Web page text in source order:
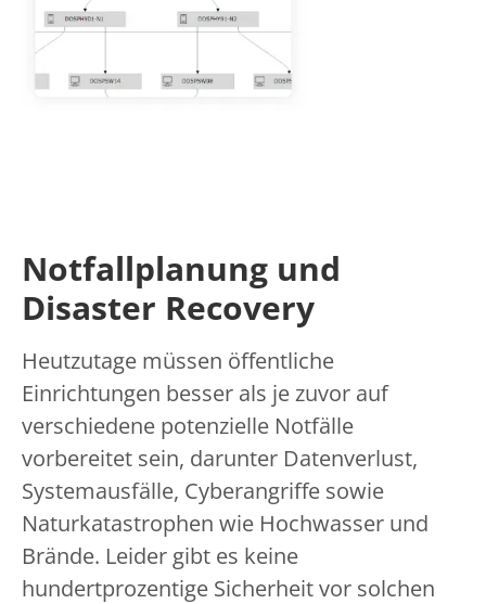
Notfallplanung und
Disaster Recovery
Heutzutage müssen öffentliche
Einrichtungen besser als je zuvor auf
verschiedene potenzielle Notfälle
vorbereitet sein, darunter Datenverlust,
Systemausfälle, Cyberangriffe sowie
Naturkatastrophen wie Hochwasser und
Brände. Leider gibt es keine
hundertprozentige Sicherheit vor solchen